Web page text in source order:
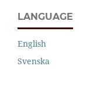
LANGUAGE
English
Svenska